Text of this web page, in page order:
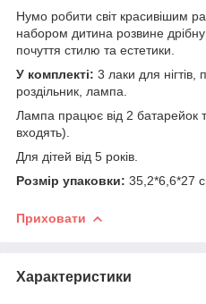
Нумо робити світ красивішим
набором дитина розвине
почуття стилю та естетики.
У комплекті: 3 лаки для нігтів,
роздільник, лампа.
Лампа працює від 2 батарейок
входять).
Для дітей від 5 років.
Розмір упаковки: 35,2*6,6*27
Приховати
Характеристики